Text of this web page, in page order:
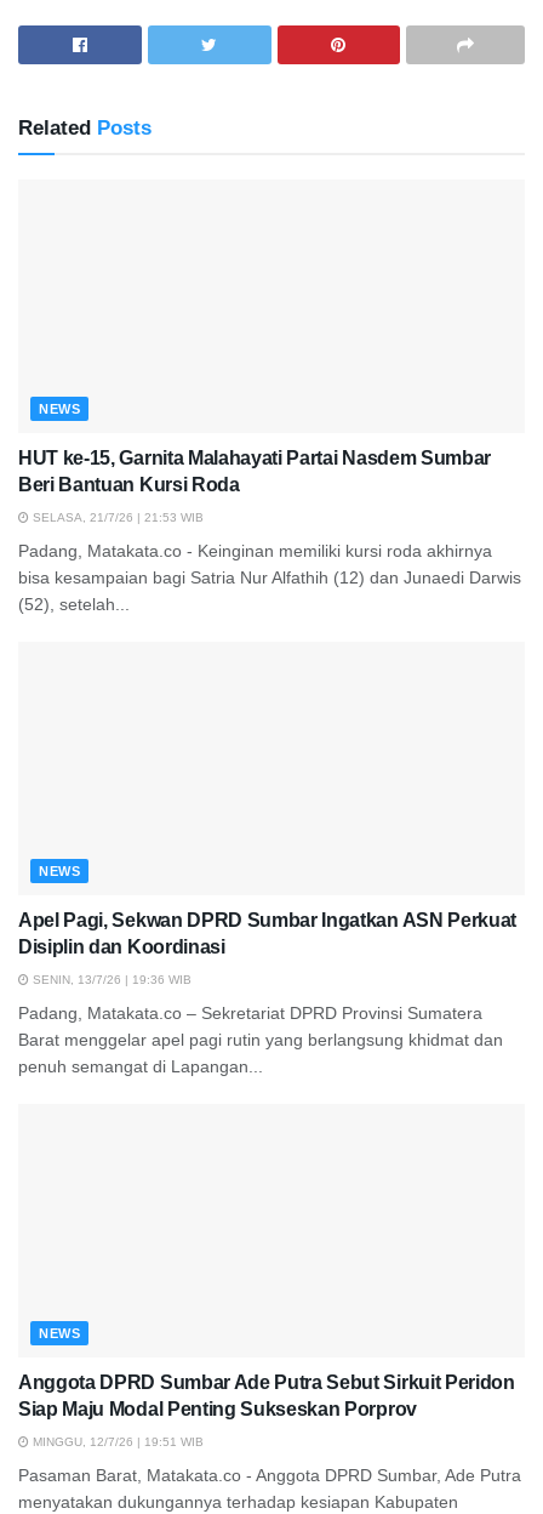
Related Posts
NEWS
HUT ke-15, Garnita Malahayati Partai Nasdem Sumbar
Beri Bantuan Kursi Roda
SELASA, 21/7/26 | 21:53 WIB
Padang, Matakata.co - Keinginan memiliki kursi roda akhirnya
bisa kesampaian bagi Satria Nur Alfathih (12) dan Junaedi Darwis
(52), setelah...
NEWS
Apel Pagi, Sekwan DPRD Sumbar Ingatkan ASN Perkuat
Disiplin dan Koordinasi
SENIN, 13/7/26 | 19:36 WIB
Padang, Matakata.co – Sekretariat DPRD Provinsi Sumatera
Barat menggelar apel pagi rutin yang berlangsung khidmat dan
penuh semangat di Lapangan...
NEWS
Anggota DPRD Sumbar Ade Putra Sebut Sirkuit Peridon
Siap Maju Modal Penting Sukseskan Porprov
MINGGU, 12/7/26 | 19:51 WIB
Pasaman Barat, Matakata.co - Anggota DPRD Sumbar, Ade Putra
menyatakan dukungannya terhadap kesiapan Kabupaten